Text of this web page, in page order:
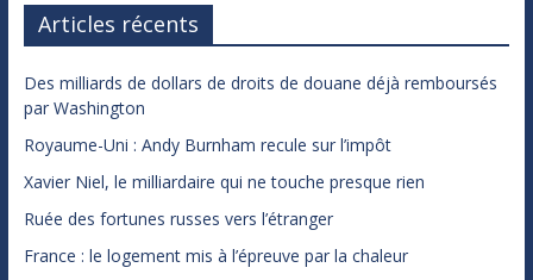
Articles récents
Des milliards de dollars de droits de douane déjà remboursés
par Washington
Royaume-Uni : Andy Burnham recule sur l’impôt
Xavier Niel, le milliardaire qui ne touche presque rien
Ruée des fortunes russes vers l’étranger
France : le logement mis à l’épreuve par la chaleur